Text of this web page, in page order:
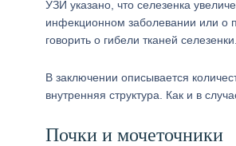
УЗИ указано, что селезенка
инфекционном заболевании или о
говорить о гибели тканей селезенки.
В заключении описывается
внутренняя структура. Как и в
Почки и мочеточники